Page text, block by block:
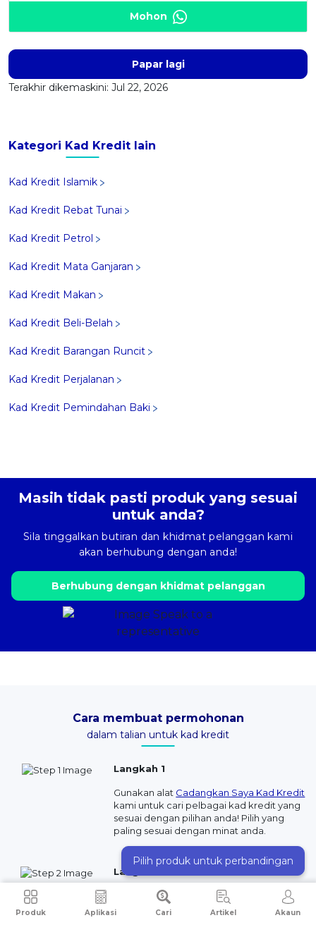
Produk Aplikasi Cari Artikel Akaun
Mohon
Papar lagi
Terakhir dikemaskini: Jul 22, 2026
Kategori Kad Kredit lain
Kad Kredit Islamik
Kad Kredit Rebat Tunai
Kad Kredit Petrol
Kad Kredit Mata Ganjaran
Kad Kredit Makan
Kad Kredit Beli-Belah
Kad Kredit Barangan Runcit
Kad Kredit Perjalanan
Kad Kredit Pemindahan Baki
Masih tidak pasti produk yang sesuai
untuk anda?
Sila tinggalkan butiran dan khidmat pelanggan kami
akan berhubung dengan anda!
Berhubung dengan khidmat pelanggan
Cara membuat permohonan
dalam talian untuk kad kredit
Langkah 1
Gunakan alat Cadangkan Saya Kad Kredit
kami untuk cari pelbagai kad kredit yang
sesuai dengan pilihan anda! Pilih yang
paling sesuai dengan minat anda.
Langkah 2
Selepas isi maklumat yang diperlukan,
kami akan hubungi untuk bantu anda
Pilih produk untuk perbandingan